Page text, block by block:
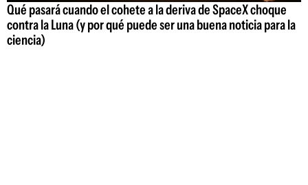
Qué pasará cuando el cohete a la deriva de SpaceX choque
contra la Luna (y por qué puede ser una buena noticia para la
ciencia)